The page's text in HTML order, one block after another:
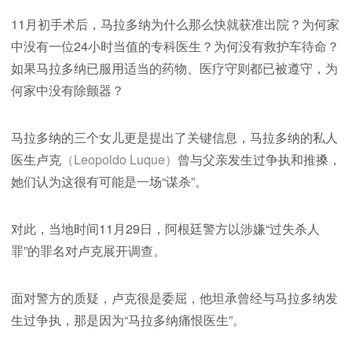
11月初手术后，马拉多纳为什么那么快就获准出院？为何家
中没有一位24小时当值的专科医生？为何没有救护车待命？
如果马拉多纳已服用适当的药物、医疗守则都已被遵守，为
何家中没有除颤器？
马拉多纳的三个女儿更是提出了关键信息，马拉多纳的私人
医生卢克 （Leopoldo Luque） 曾与父亲发生过争执和推搡，
她们认为这很有可能是一场“谋杀”。
对此，当地时间11月29日，阿根廷警方以涉嫌“过失杀人
罪”的罪名对卢克展开调查。
面对警方的质疑，卢克很是委屈，他坦承曾经与马拉多纳发
生过争执，那是因为“马拉多纳痛恨医生”。